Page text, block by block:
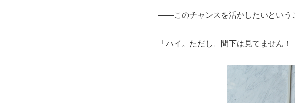
――このチャンスを活かしたいという
「ハイ。ただし、間下は見てません